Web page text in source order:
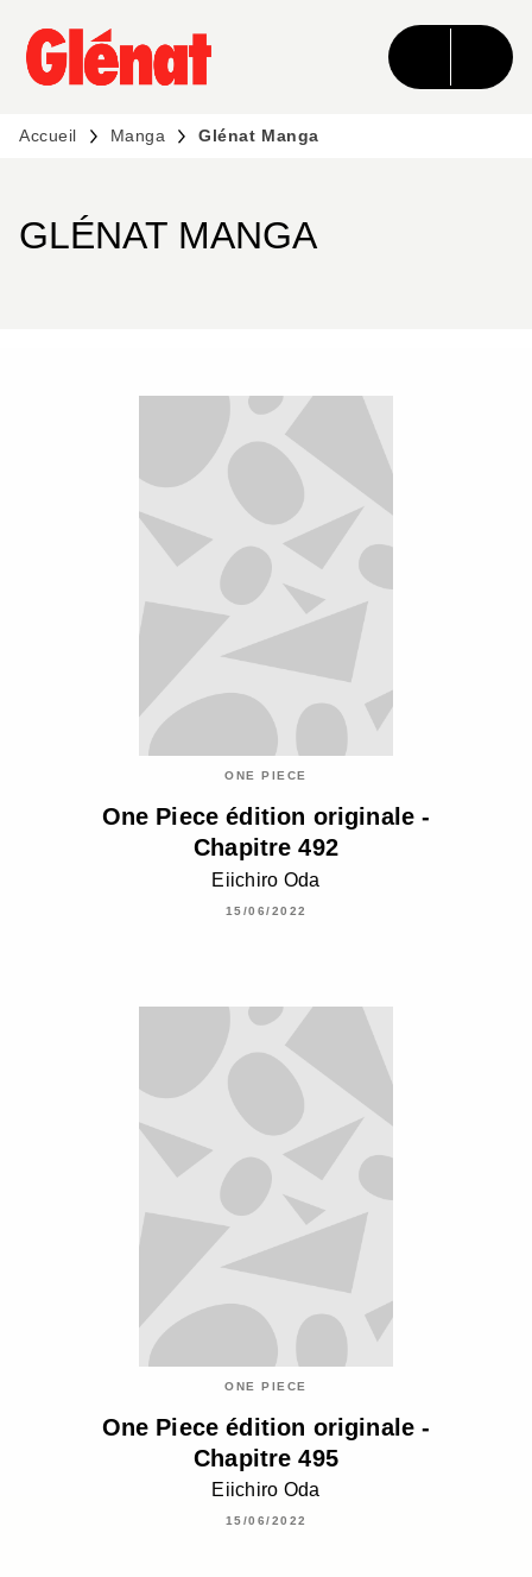
MENU RECHERCHE CONTENU
PIED DE PAGE
Accueil Manga Glénat Manga
GLÉNAT MANGA
ONE PIECE
One Piece édition originale -
Chapitre 492
Eiichiro Oda
15/06/2022
ONE PIECE
One Piece édition originale -
Chapitre 495
Eiichiro Oda
15/06/2022